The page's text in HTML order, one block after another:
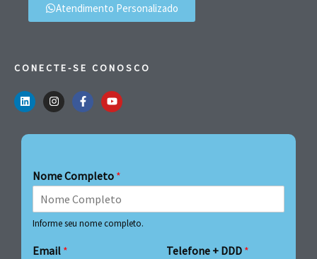
Atendimento Personalizado
CONECTE-SE CONOSCO
Nome Completo *
Informe seu nome completo.
Email * Telefone + DDD *